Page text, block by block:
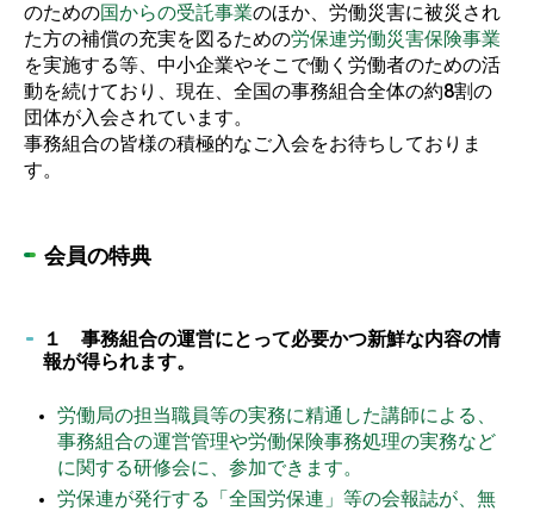
のための国からの受託事業のほか、労働災害に被災され
た方の補償の充実を図るための労保連労働災害保険事業
を実施する等、中小企業やそこで働く労働者のための活
動を続けており、現在、全国の事務組合全体の約8割の
団体が入会されています。
事務組合の皆様の積極的なご入会をお待ちしておりま
す。
会員の特典
１ 事務組合の運営にとって必要かつ新鮮な内容の情
報が得られます。
労働局の担当職員等の実務に精通した講師による、
事務組合の運営管理や労働保険事務処理の実務など
に関する研修会に、参加できます。
労保連が発行する「全国労保連」等の会報誌が、無